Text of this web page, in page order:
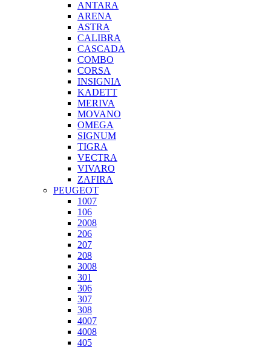
ANTARA
ARENA
ASTRA
CALIBRA
CASCADA
COMBO
CORSA
INSIGNIA
KADETT
MERIVA
MOVANO
OMEGA
SIGNUM
TIGRA
VECTRA
VIVARO
ZAFIRA
PEUGEOT
1007
106
2008
206
207
208
3008
301
306
307
308
4007
4008
405